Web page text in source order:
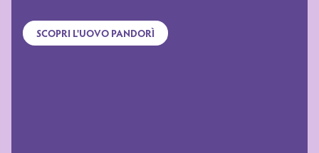
SCOPRI L'UOVO PANDORÌ